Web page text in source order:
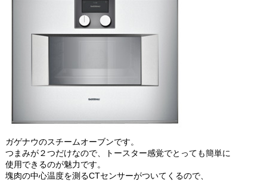
ガゲナウのスチームオーブンです。
つまみが２つだけなので、トースター感覚でとっても簡単に
使用できるのが魅力です。
塊肉の中心温度を測るCTセンサーがついてくるので、